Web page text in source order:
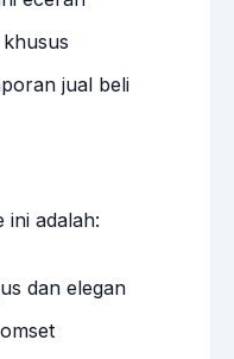
jual beli
ini adalah:
dan elegan